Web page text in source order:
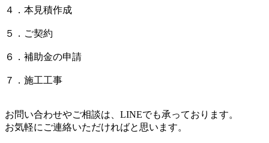
４．本見積作成
５．ご契約
６．補助金の申請
７．施工工事
お問い合わせやご相談は、LINEでも承っております。
お気軽にご連絡いただければと思います。